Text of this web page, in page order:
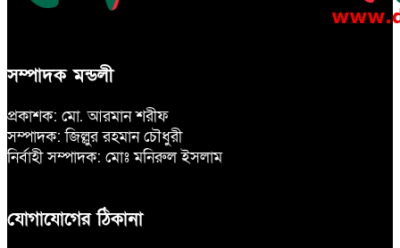
সম্পাদক মন্ডলী
প্রকাশক: মো. আরমান শরীফ
সম্পাদক: জিল্লুর রহমান চৌধুরী
নির্বাহী সম্পাদক: মোঃ মনিরুল ইসলাম
যোগাযোগের ঠিকানা